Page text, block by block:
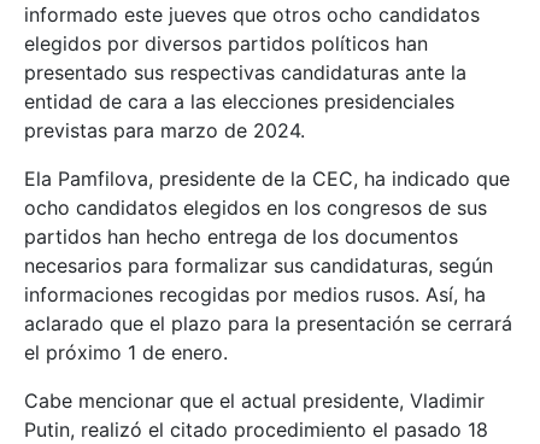
informado este jueves que otros ocho candidatos
elegidos por diversos partidos políticos han
presentado sus respectivas candidaturas ante la
entidad de cara a las elecciones presidenciales
previstas para marzo de 2024.
Ela Pamfilova, presidente de la CEC, ha indicado que
ocho candidatos elegidos en los congresos de sus
partidos han hecho entrega de los documentos
necesarios para formalizar sus candidaturas, según
informaciones recogidas por medios rusos. Así, ha
aclarado que el plazo para la presentación se cerrará
el próximo 1 de enero.
Cabe mencionar que el actual presidente, Vladimir
Putin, realizó el citado procedimiento el pasado 18